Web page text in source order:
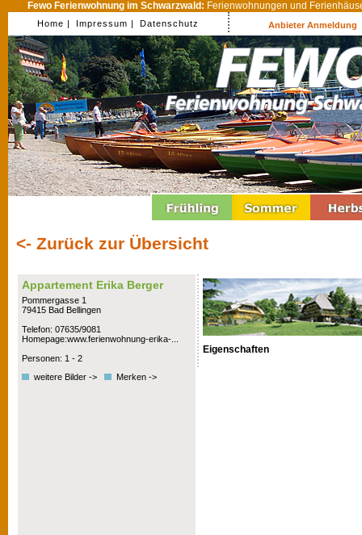
Fewo Ferienwohnung im Schwarzwald: Ferienwohnungen und
Home | Impressum | Datenschutz Anbieter Anmeldung
<- Zurück zur Übersicht
Appartement Erika Berger
Pommergasse 1
79415 Bad Bellingen
Telefon: 07635/9081
Homepage:www.ferienwohnung-erika-...
Personen: 1 - 2
weitere Bilder ->
Merken ->
Eigenschaften